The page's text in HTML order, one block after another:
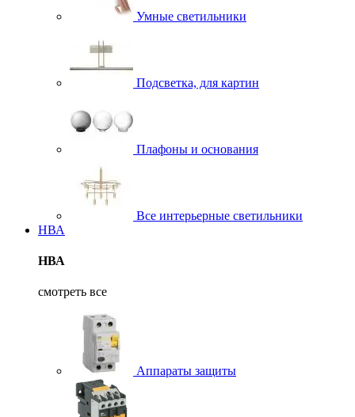
Умные светильники
Подсветка, для картин
Плафоны и основания
Все интерьерные светильники
НВА
НВА
смотреть все
Аппараты защиты